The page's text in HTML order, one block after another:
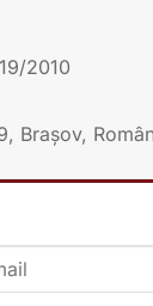
2010
Brașov,